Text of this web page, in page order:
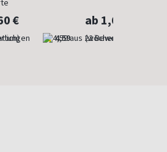
€
4,59
ab 1,60 €
(wöchentlich)